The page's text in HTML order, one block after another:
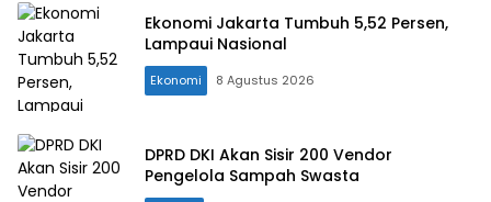
Ekonomi Jakarta Tumbuh 5,52 Persen,
Lampaui Nasional
Ekonomi 8 Agustus 2026
DPRD DKI Akan Sisir 200 Vendor
Pengelola Sampah Swasta